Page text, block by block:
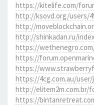
https://kitelife.com/
http://ksovd.org/users/
http://
http://shinkadan.ru/
https://
https://
https://
https://4cg.com.au/
http://elitem2m.com.br/
https://